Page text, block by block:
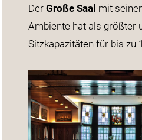
DerGroße Saal mit
Ambiente hat als größter
Sitzkapazitäten für bis zu